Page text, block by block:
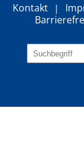
Kontakt
Anbieter:
Zweck:
Zeigt